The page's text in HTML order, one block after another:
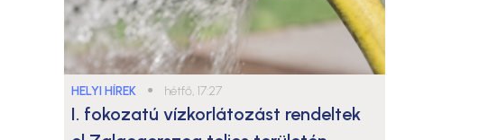
HELYI HÍREK ● hétfő, 17:27
I. fokozatú vízkorlátozást rendeltek